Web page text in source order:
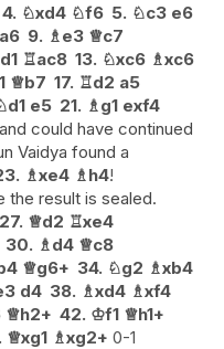
4. ♘xd4 ♘f6 5. ♘c3 e6
a6 9. ♗ e3 ♕c7
♖ac8 13. ♘xc6 ♗xc6
♕b7 17. ♖d2 a5
d1 e5 21. ♗ g1 exf4
could have continued
Vaidya found a
♗xe4 ♗ h4!
the result is sealed.
27. ♕d2 ♖xe4
30. ♗ d4 ♕c8
♕g6+ 34. ♘g2 ♗xb4
d4 38. ♗xd4 ♗xf4
♕h2+ 42. ♔f1 ♕h1+
♕xg1 ♗xg2+ 0-1